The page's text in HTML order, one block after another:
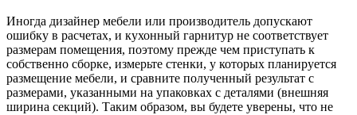
Иногда дизайнер мебели или производитель допускают
ошибку в расчетах, и кухонный гарнитур не соответствует
размерам помещения, поэтому прежде чем приступать к
собственно сборке, измерьте стенки, у которых планируется
размещение мебели, и сравните полученный результат с
размерами, указанными на упаковках с деталями (внешняя
ширина секций). Таким образом, вы будете уверены, что не